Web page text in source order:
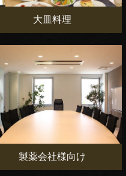
大皿料理
製薬会社様向け